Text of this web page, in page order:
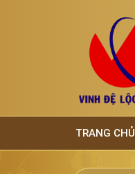
TRANG CHỦ